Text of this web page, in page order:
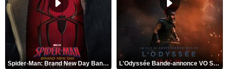
Spider-Man: Brand New Day Bande-annonce VO STFR L'Odyssée Bande-annonce VO STFR